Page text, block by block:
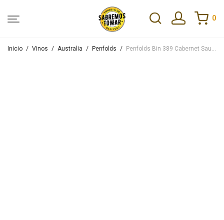
0
Inicio / Vinos / Australia / Penfolds / Penfolds Bin 389 Cabernet Sauvignon-Syrah 750ml